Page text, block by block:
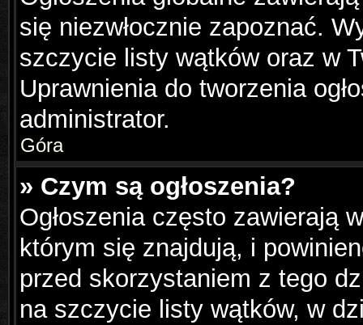
się niezwłocznie zapoznać.
szczycie listy wątków oraz w
Uprawnienia do tworzenia
administrator.
Góra
» Czym są ogłoszenia?
Ogłoszenia często zawierają
którym się znajdują, i
przed skorzystaniem z tego
na szczycie listy wątków, w